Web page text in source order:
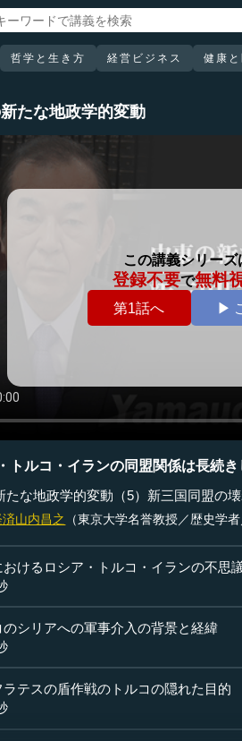
哲学と生き方 経営ビジネス 健康
たな地政学的変動
この講義シリーズ
登録不要で無料
第1話へ
▶
トルコ・イランの同盟関係は長続き
たな地政学的変動（5）新三国同盟の
済山内昌之 （東京大学名誉教授／歴史学
おけるロシア・トルコ・イランの不思
のシリアへの軍事介入の背景と経緯
ラテスの盾作戦のトルコの隠れた目的